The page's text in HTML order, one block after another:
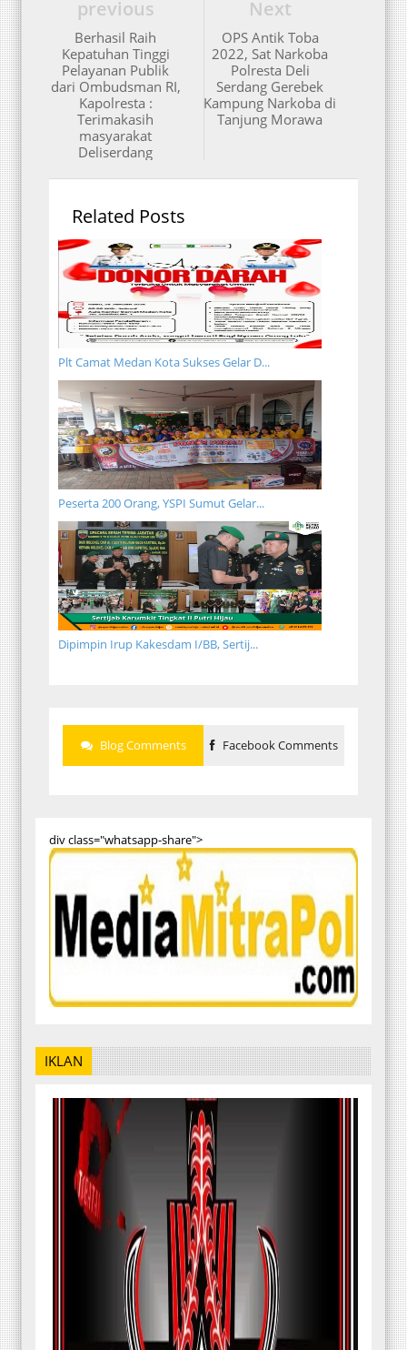
Next
OPS Antik Toba
2022, Sat Narkoba
Polresta Deli
Serdang Gerebek
Kampung Narkoba di
Tanjung Morawa
previous
Berhasil Raih
Kepatuhan Tinggi
Pelayanan Publik
dari Ombudsman RI,
Kapolresta :
Terimakasih
masyarakat
Deliserdang
Related Posts
Plt Camat Medan Kota Sukses Gelar D...
Peserta 200 Orang, YSPI Sumut Gelar...
Dipimpin Irup Kakesdam I/BB, Sertij...
Blog Comments Facebook Comments
div class="whatsapp-share">
IKLAN